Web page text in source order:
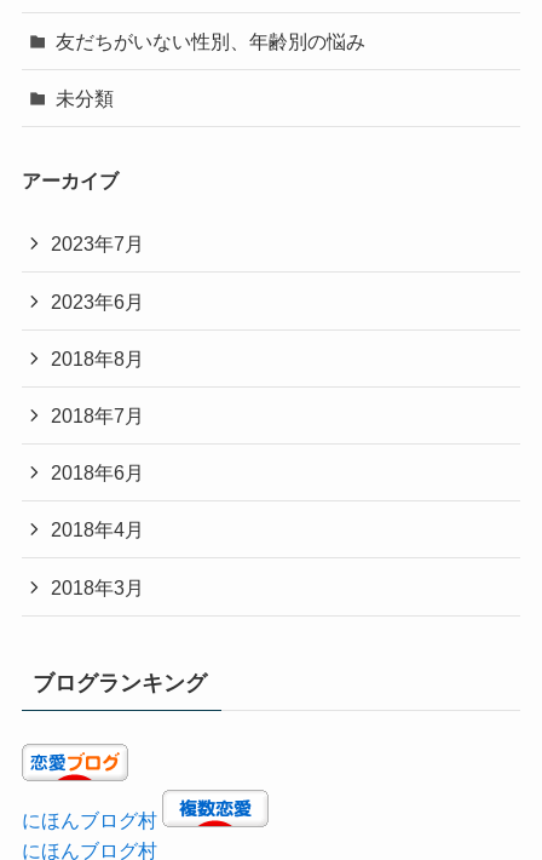
友だちがいない性別、年齢別の悩み
未分類
アーカイブ
2023年7月
2023年6月
2018年8月
2018年7月
2018年6月
2018年4月
2018年3月
ブログランキング
にほんブログ村
にほんブログ村